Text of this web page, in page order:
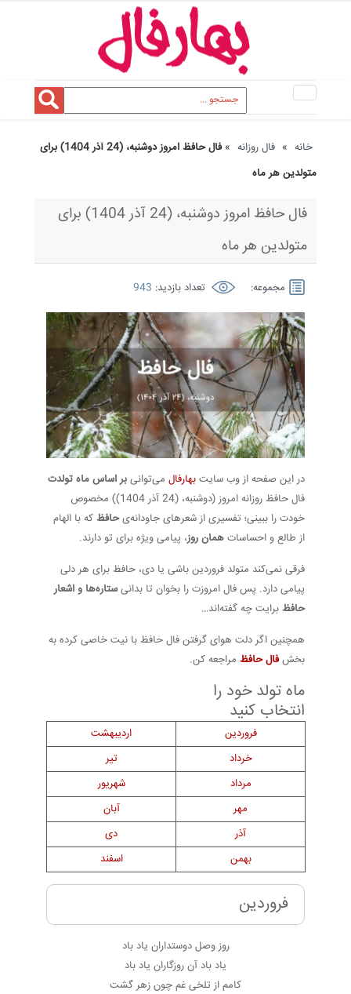
Toggle
navigation
خانه » فال روزانه »
فال حافظ امروز دوشنبه، (24 آذر 1404) برای
متولدین هر ماه
فال حافظ امروز دوشنبه، (24 آذر 1404) برای
متولدین هر ماه
مجموعه: تعداد بازدید: 943
در این صفحه از وب سایت بهارفال می‌توانی بر اساس ماه تولدت
فال حافظ روزانه امروز (دوشنبه، (24 آذر 1404)) مخصوص
خودت را ببینی؛ تفسیری از شعرهای جاودانه‌یحافظ که با الهام
از طالع و احساسات همان روز، پیامی ویژه برای تو دارند.
فرقی نمی‌کند متولد فروردین باشی یا دی، حافظ برای هر دلی
پیامی دارد. پس فال امروزت را بخوان تا بدانیستاره‌ها و اشعار
حافظ برایت چه گفته‌اند…
همچنین اگر دلت هوای گرفتن فال حافظ با نیت خاصی کرده به
بخشفال حافظ مراجعه کن.
ماه تولد خود را
انتخاب کنید
فروردین
اردیبهشت
خرداد
تیر
مرداد
شهریور
مهر
آبان
آذر
دی
بهمن
اسفند
فروردین
روز وصل دوستداران یاد باد
یاد باد آن روزگاران یاد باد
کامم از تلخی غم چون زهر گشت